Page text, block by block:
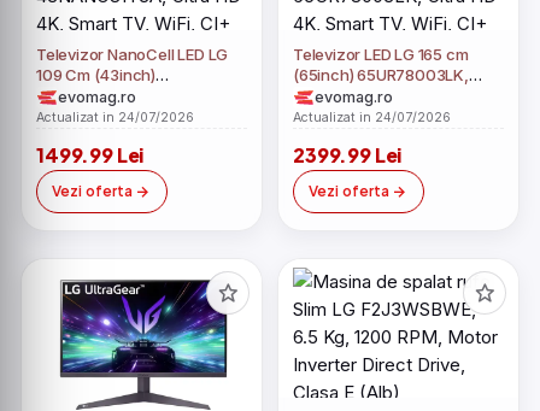
Televizor NanoCell LED LG
109 Cm (43inch)
43NANO81T3A, Ultra HD 4K,
Smart TV, WiFi, CI+
evomag.ro
Actualizat in 24/07/2026
1499.99 Lei
Vezi oferta
Televizor LED LG 165 cm
(65inch) 65UR78003LK,
Ultra HD 4K, Smart TV, WiFi,
CI+
evomag.ro
Actualizat in 24/07/2026
2399.99 Lei
Vezi oferta